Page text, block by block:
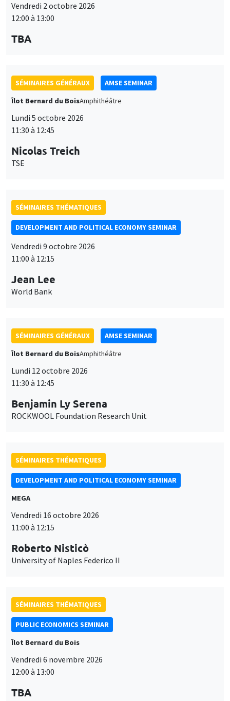
TBA
Îlot Bernard du BoisAmphithéâtre
Lundi 5 octobre 2026
11:30 à 12:45
Nicolas Treich
TSE
DEVELOPMENT AND POLITICAL ECONOMY SEMINAR
Vendredi 9 octobre 2026
11:00 à 12:15
Jean Lee
World Bank
Îlot Bernard du BoisAmphithéâtre
Lundi 12 octobre 2026
11:30 à 12:45
Benjamin Ly Serena
ROCKWOOL Foundation Research Unit
DEVELOPMENT AND POLITICAL ECONOMY SEMINAR
MEGA
Vendredi 16 octobre 2026
11:00 à 12:15
Roberto Nisticò
University of Naples Federico II
PUBLIC ECONOMICS SEMINAR
Îlot Bernard du Bois
Vendredi 6 novembre 2026
12:00 à 13:00
TBA
Ce site utilise des cookies et des services tiers pour garantir son bon
contenus multimédias. Vous êtes libre d’accepter, de refuser ou de